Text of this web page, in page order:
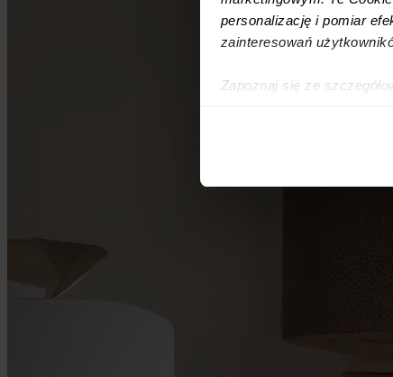
personalizację i pomiar
zainteresowań
Zapoznaj się ze